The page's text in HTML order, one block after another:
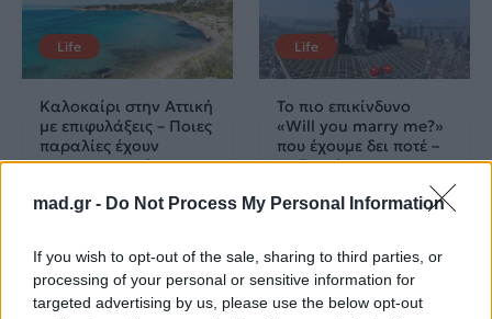
mad.gr - Do Not Process My Personal Information
If you wish to opt-out of the sale, sharing to third parties, or
processing of your personal or sensitive information for
targeted advertising by us, please use the below opt-out
Life
Καλοκαίρι στην Αττική
με επιφυλάξεις – Ποιες
παραλίες έχουν
χαρακτηριστεί
04.07.2026
Life
Το πιο επικίνδυνο
«Will you marry me?»
που έχουμε δει ποτέ –
Το ζευγάρι που
Empire State Building
02.07.2026